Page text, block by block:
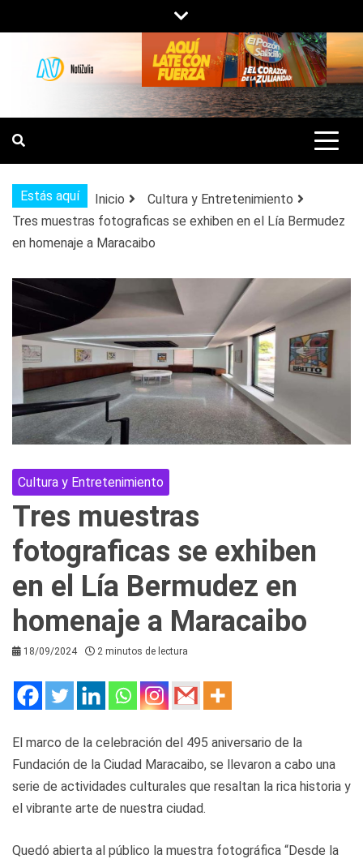
al
contenido
NOTIZULIA
NOTICIAS DEL ZULIA, VENEZUELA Y
DE INTERÉS GENERAL.
Estás aquí Inicio
Cultura y Entretenimiento
Tres muestras fotograficas se exhiben en el Lía Bermudez
en homenaje a Maracaibo
Cultura y Entretenimiento
Tres muestras
fotograficas se exhiben
en el Lía Bermudez en
homenaje a Maracaibo
18/09/2024 2 minutos de lectura
El marco de la celebración del 495 aniversario de la
Fundación de la Ciudad Maracaibo, se llevaron a cabo una
serie de actividades culturales que resaltan la rica historia y
el vibrante arte de nuestra ciudad.
Quedó abierta al público la muestra fotográfica “Desde la